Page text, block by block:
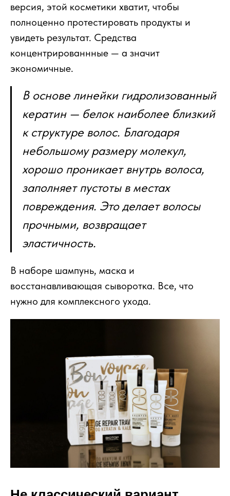
версия, этой косметики хватит, чтобы
полноценно протестировать продукты и
увидеть результат. Средства
концентрированнные — а значит
экономичные.
В основе линейки гидролизованный
кератин — белок наиболее близкий
к структуре волос. Благодаря
небольшому размеру молекул,
хорошо проникает внутрь волоса,
заполняет пустоты в местах
повреждения. Это делает волосы
прочными, возвращает
эластичность.
В наборе шампунь, маска и
восстанавливающая сыворотка. Все, что
нужно для комплексного ухода.